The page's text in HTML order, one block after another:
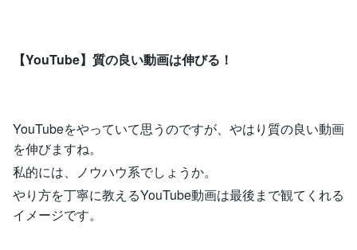
【YouTube】質の良い動画は伸びる！
YouTubeをやっていて思うのですが、やはり質の良い動画
を伸びますね。
私的には、ノウハウ系でしょうか。
やり方を丁寧に教えるYouTube動画は最後まで観てくれる
イメージです。